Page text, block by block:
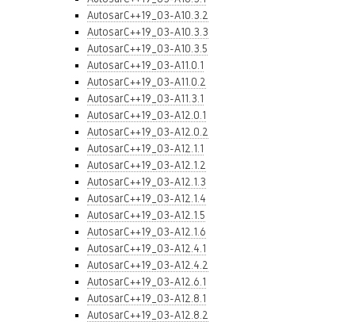
AutosarC++19_03-A10.3.2
AutosarC++19_03-A10.3.3
AutosarC++19_03-A10.3.5
AutosarC++19_03-A11.0.1
AutosarC++19_03-A11.0.2
AutosarC++19_03-A11.3.1
AutosarC++19_03-A12.0.1
AutosarC++19_03-A12.0.2
AutosarC++19_03-A12.1.1
AutosarC++19_03-A12.1.2
AutosarC++19_03-A12.1.3
AutosarC++19_03-A12.1.4
AutosarC++19_03-A12.1.5
AutosarC++19_03-A12.1.6
AutosarC++19_03-A12.4.1
AutosarC++19_03-A12.4.2
AutosarC++19_03-A12.6.1
AutosarC++19_03-A12.8.1
AutosarC++19_03-A12.8.2